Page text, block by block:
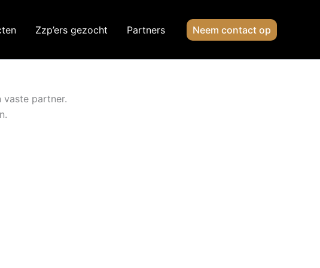
Zzp’ers gezocht Partners Neem contact op
partner.